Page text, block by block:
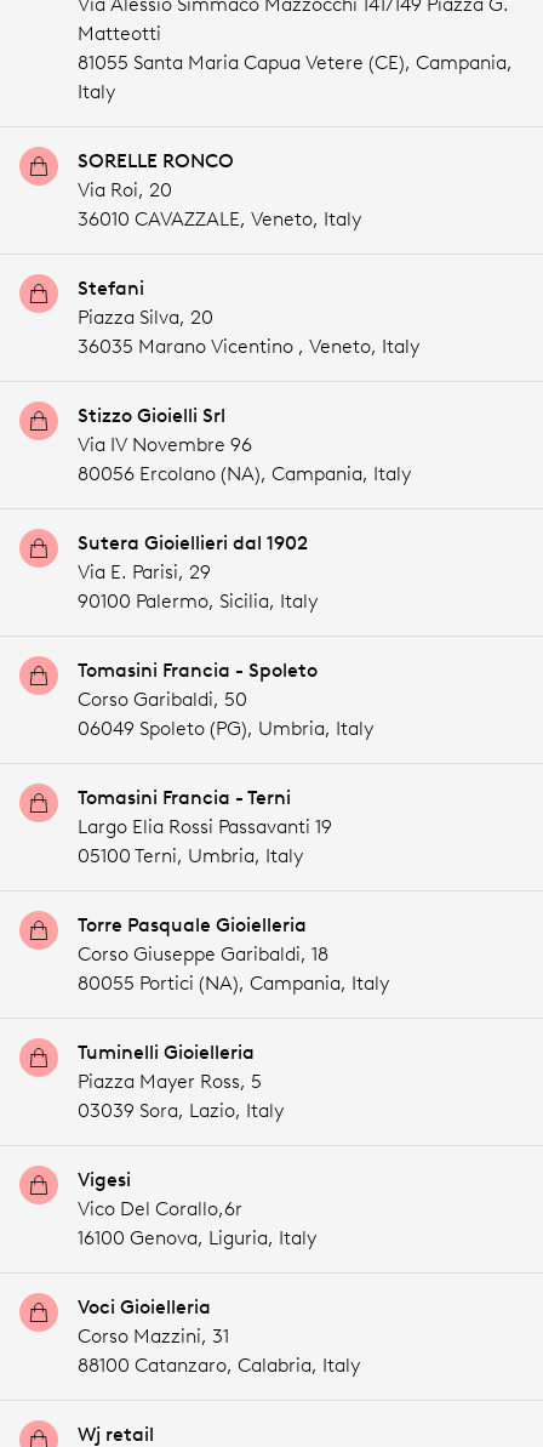
Matteotti
81055 Santa Maria Capua Vetere (CE), Campania,
Italy
SORELLE RONCO
Via Roi, 20
36010 CAVAZZALE, Veneto, Italy
Stefani
Piazza Silva, 20
36035 Marano Vicentino , Veneto, Italy
Stizzo Gioielli Srl
Via IV Novembre 96
80056 Ercolano (NA), Campania, Italy
Sutera Gioiellieri dal 1902
Via E. Parisi, 29
90100 Palermo, Sicilia, Italy
Tomasini Francia - Spoleto
Corso Garibaldi, 50
06049 Spoleto (PG), Umbria, Italy
Tomasini Francia - Terni
Largo Elia Rossi Passavanti 19
05100 Terni, Umbria, Italy
Torre Pasquale Gioielleria
Corso Giuseppe Garibaldi, 18
80055 Portici (NA), Campania, Italy
Tuminelli Gioielleria
Piazza Mayer Ross, 5
03039 Sora, Lazio, Italy
Vigesi
Vico Del Corallo,6r
16100 Genova, Liguria, Italy
Voci Gioielleria
Corso Mazzini, 31
88100 Catanzaro, Calabria, Italy
Wj retail